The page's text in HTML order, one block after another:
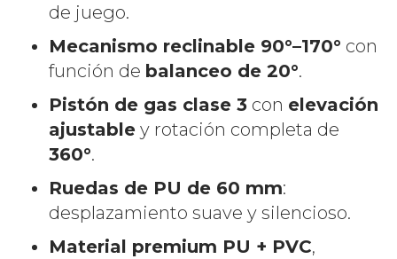
de juego.
Mecanismo reclinable 90°–170° con
función de balanceo de 20°.
Pistón de gas clase 3 con elevación
ajustable y rotación completa de
360°.
Ruedas de PU de 60 mm:
desplazamiento suave y silencioso.
Material premium PU + PVC,